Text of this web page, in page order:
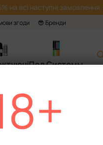
на всі наступні
згоди 😎 Бренди
Под Системы
товару відповідно до вимог